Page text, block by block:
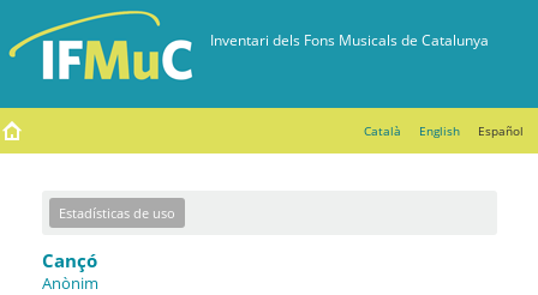
Català English Español
Estadísticas de uso
Cançó
Anònim